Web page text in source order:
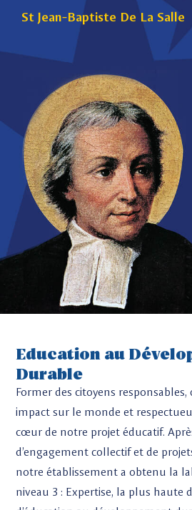
St Jean-Baptiste De La Salle
Education au
Durable
Former des citoyens
impact sur le monde et
cœur de notre projet éducatif.
d’engagement collectif et de
notre établissement a obtenu la
niveau 3 : Expertise, la plus haute